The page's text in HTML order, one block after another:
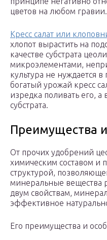
цветов на любом гравии.
Кресс салат или
хлопот вырастить на
качестве субстрата
микроэлементами,
культура не нуждается
богатый урожай кресс
изредка поливать его, а
субстрата.
Преимущества
От прочих удобрений
химическим составом и
структурой,
минеральные вещества
двум свойствам,
эффективное
Его преимущества и